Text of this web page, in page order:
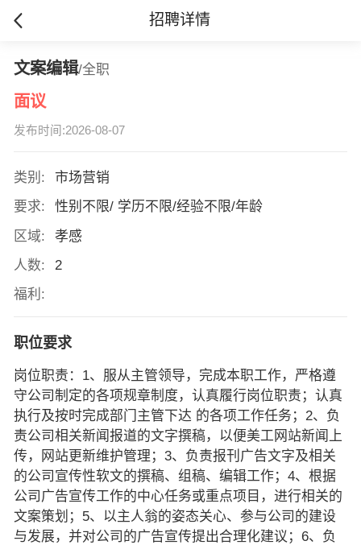
招聘详情
文案编辑/全职
面议
发布时间:2026-08-07
类别:
市场营销
要求:
性别不限/ 学历不限/经验不限/年龄
区域:
孝感
人数:
2
福利:
职位要求
岗位职责：1、服从主管领导，完成本职工作，严格遵
守公司制定的各项规章制度，认真履行岗位职责；认真
执行及按时完成部门主管下达 的各项工作任务；2、负
责公司相关新闻报道的文字撰稿，以便美工网站新闻上
传，网站更新维护管理；3、负责报刊广告文字及相关
的公司宣传性软文的撰稿、组稿、编辑工作；4、根据
公司广告宣传工作的中心任务或重点项目，进行相关的
文案策划；5、以主人翁的姿态关心、参与公司的建设
与发展，并对公司的广告宣传提出合理化建议；6、负